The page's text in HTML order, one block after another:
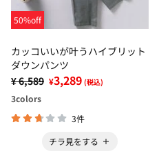
50%off
カッコいいが叶うハイブリット
ダウンパンツ
¥ 6,589 ¥3,289 (税込)
3colors
3件
チラ見をする